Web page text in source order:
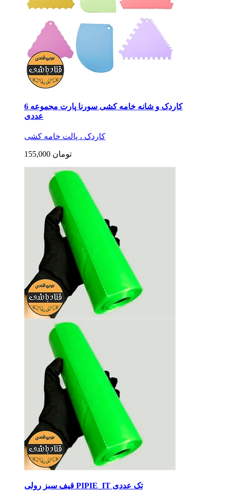
کاردک و شانه خامه کشی سورنا پارت مجموعه 6
عددی
کاردک ، پالت خامه کشی
155,000 تومان
قیف سبز رولی PIPIE_IT تک عددی